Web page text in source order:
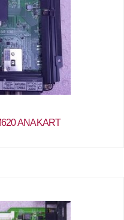
ANAKART